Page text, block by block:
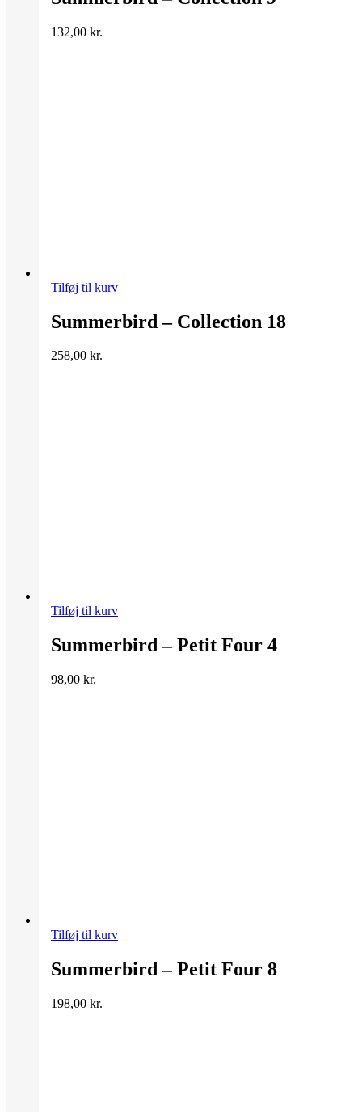
132,00 kr.
Tilføj til kurv
Summerbird – Collection 18
258,00 kr.
Tilføj til kurv
Summerbird – Petit Four 4
98,00 kr.
Tilføj til kurv
Summerbird – Petit Four 8
198,00 kr.